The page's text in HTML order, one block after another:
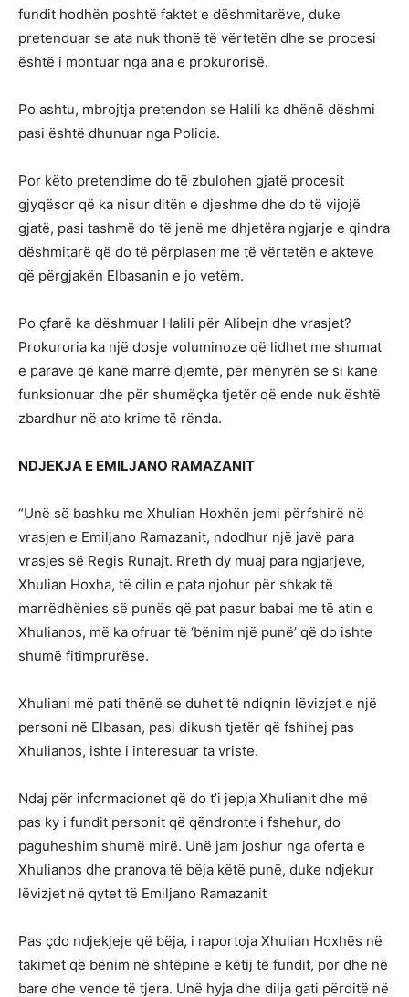
fundit hodhën poshtë faktet e dëshmitarëve, duke
pretenduar se ata nuk thonë të vërtetën dhe se procesi
është i montuar nga ana e prokurorisë.
Po ashtu, mbrojtja pretendon se Halili ka dhënë dëshmi
pasi është dhunuar nga Policia.
Por këto pretendime do të zbulohen gjatë procesit
gjyqësor që ka nisur ditën e djeshme dhe do të vijojë
gjatë, pasi tashmë do të jenë me dhjetëra ngjarje e qindra
dëshmitarë që do të përplasen me të vërtetën e akteve
që përgjakën Elbasanin e jo vetëm.
Po çfarë ka dëshmuar Halili për Alibejn dhe vrasjet?
Prokuroria ka një dosje voluminoze që lidhet me shumat
e parave që kanë marrë djemtë, për mënyrën se si kanë
funksionuar dhe për shumëçka tjetër që ende nuk është
zbardhur në ato krime të rënda.
NDJEKJA E EMILJANO RAMAZANIT
“Unë së bashku me Xhulian Hoxhën jemi përfshirë në
vrasjen e Emiljano Ramazanit, ndodhur një javë para
vrasjes së Regis Runajt. Rreth dy muaj para ngjarjeve,
Xhulian Hoxha, të cilin e pata njohur për shkak të
marrëdhënies së punës që pat pasur babai me të atin e
Xhulianos, më ka ofruar të ‘bënim një punë’ që do ishte
shumë fitimprurëse.
Xhuliani më pati thënë se duhet të ndiqnin lëvizjet e një
personi në Elbasan, pasi dikush tjetër që fshihej pas
Xhulianos, ishte i interesuar ta vriste.
Ndaj për informacionet që do t’i jepja Xhulianit dhe më
pas ky i fundit personit që qëndronte i fshehur, do
paguheshim shumë mirë. Unë jam joshur nga oferta e
Xhulianos dhe pranova të bëja këtë punë, duke ndjekur
lëvizjet në qytet të Emiljano Ramazanit
Pas çdo ndjekjeje që bëja, i raportoja Xhulian Hoxhës në
takimet që bënim në shtëpinë e këtij të fundit, por dhe në
bare dhe vende të tjera. Unë hyja dhe dilja gati përditë në